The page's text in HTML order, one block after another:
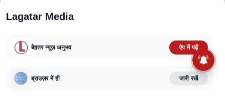
TERMS AND CONDITIONS
CORRECTIONS POLICY
FACT CHECKING POLICY
Lagatar Media
बेहतर न्यूज़ अनुभव ऐप में पढ़ें
ब्राउज़र में ही जारी रखें